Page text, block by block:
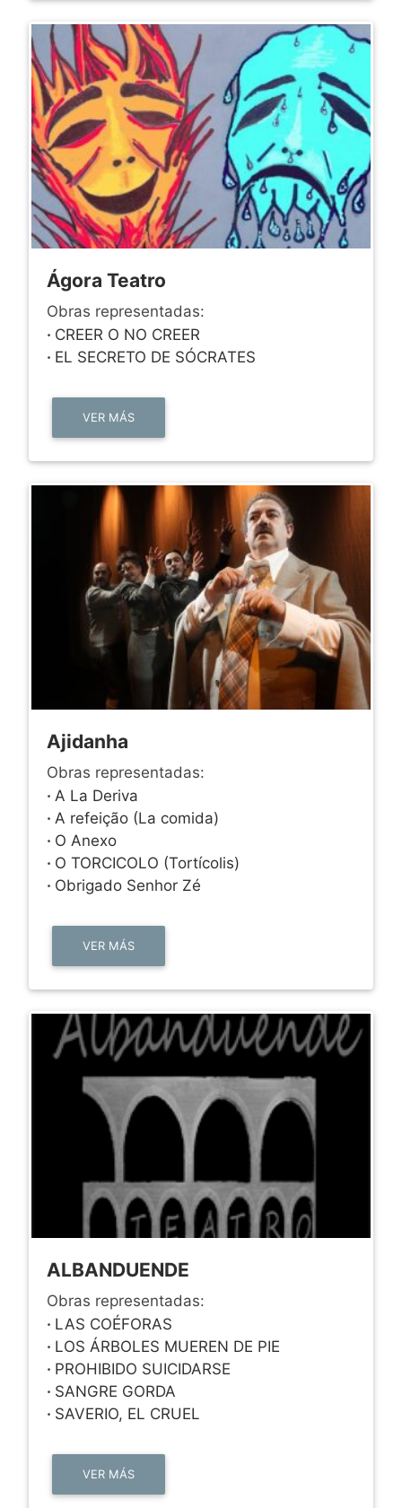
Ágora Teatro
Obras representadas:
· CREER O NO CREER
· EL SECRETO DE SÓCRATES
VER MÁS
Ajidanha
Obras representadas:
· A La Deriva
· A refeição (La comida)
· O Anexo
· O TORCICOLO (Tortícolis)
· Obrigado Senhor Zé
VER MÁS
ALBANDUENDE
Obras representadas:
· LAS COÉFORAS
· LOS ÁRBOLES MUEREN DE PIE
· PROHIBIDO SUICIDARSE
· SANGRE GORDA
· SAVERIO, EL CRUEL
VER MÁS